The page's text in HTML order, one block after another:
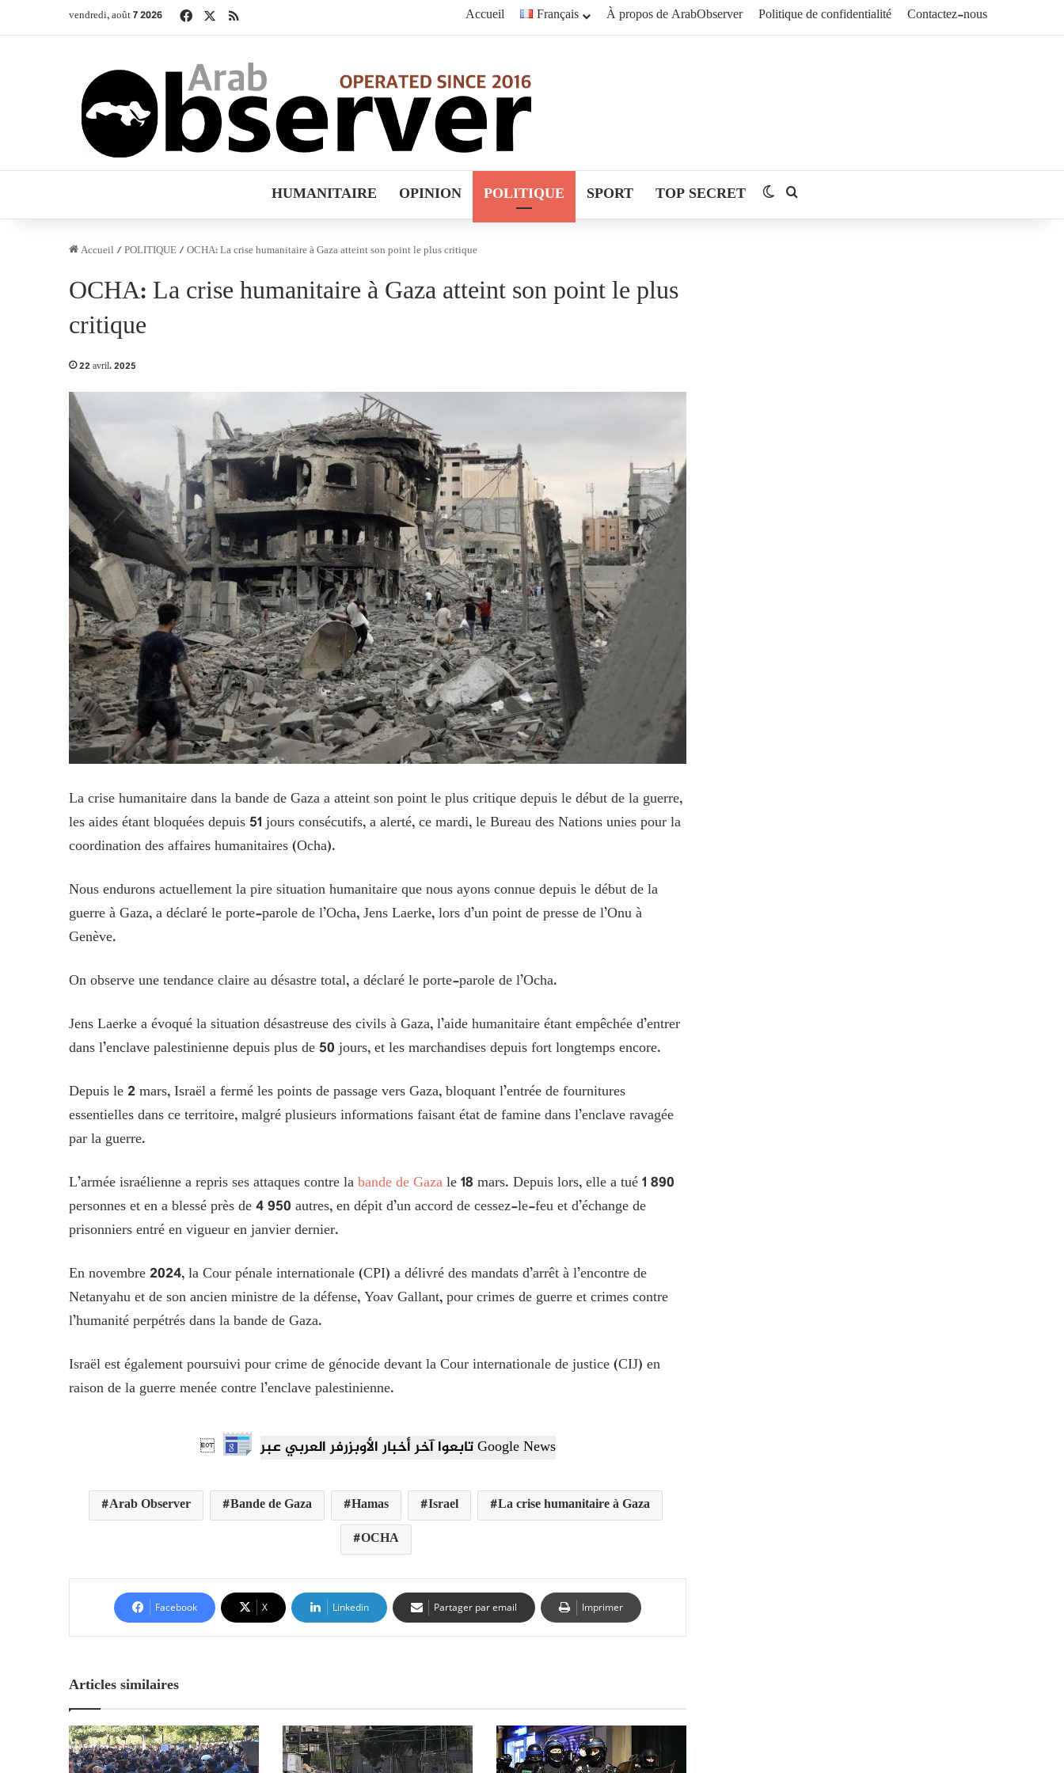
vendredi, août 7 2026 FacebookRSS Accueil Français À propos de ArabObserver Politique de confidentialité Contactez-nous
HUMANITAIRE OPINION POLITIQUE SPORT TOP SECRET Switch skin
Accueil /POLITIQUE/OCHA: La crise humanitaire à Gaza atteint son point le plus critique
OCHA: La crise humanitaire à Gaza atteint son point le plus
critique
22 avril، 2025
La crise humanitaire dans la bande de Gaza a atteint son point le plus critique depuis le début de la guerre,
les aides étant bloquées depuis 51 jours consécutifs, a alerté, ce mardi, le Bureau des Nations unies pour la
coordination des affaires humanitaires (Ocha).
Nous endurons actuellement la pire situation humanitaire que nous ayons connue depuis le début de la
guerre à Gaza, a déclaré le porte-parole de l’Ocha, Jens Laerke, lors d’un point de presse de l’Onu à
Genève.
On observe une tendance claire au désastre total, a déclaré le porte-parole de l’Ocha.
Jens Laerke a évoqué la situation désastreuse des civils à Gaza, l’aide humanitaire étant empêchée d’entrer
dans l’enclave palestinienne depuis plus de 50 jours, et les marchandises depuis fort longtemps encore.
Depuis le 2 mars, Israël a fermé les points de passage vers Gaza, bloquant l’entrée de fournitures
essentielles dans ce territoire, malgré plusieurs informations faisant état de famine dans l’enclave ravagée
par la guerre.
L’armée israélienne a repris ses attaques contre labande de Gazale 18 mars. Depuis lors, elle a tué 1 890
personnes et en a blessé près de 4 950 autres, en dépit d’un accord de cessez-le-feu et d’échange de
prisonniers entré en vigueur en janvier dernier.
En novembre 2024, la Cour pénale internationale (CPI) a délivré des mandats d’arrêt à l’encontre de
Netanyahu et de son ancien ministre de la défense, Yoav Gallant, pour crimes de guerre et crimes contre
l’humanité perpétrés dans la bande de Gaza.
Israël est également poursuivi pour crime de génocide devant la Cour internationale de justice (CIJ) en
raison de la guerre menée contre l’enclave palestinienne.
 تابعوا آخر أخبار الأوبزرفر العربي عبر Google News
Arab Observer Bande de Gaza Hamas Israel
La crise humanitaire à Gaza
OCHA
Facebook X Linkedin Partager par email Imprimer
Articles similaires